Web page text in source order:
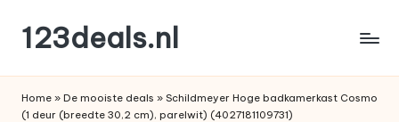
de
inhoud
123deals.nl
deals
Home » De mooiste deals » Schildmeyer Hoge badkamerkast Cosmo
(1 deur (breedte 30,2 cm), parelwit) (4027181109731)